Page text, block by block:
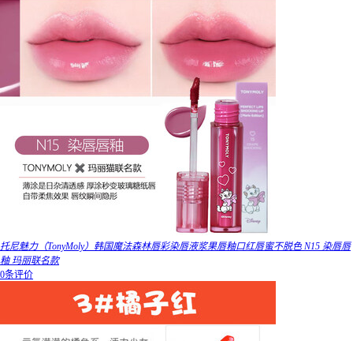
托尼魅力（TonyMoly）韩国魔法森林唇彩染唇液浆果唇釉口红唇蜜不脱色 N15 染唇唇
釉 玛丽联名款
0条评价